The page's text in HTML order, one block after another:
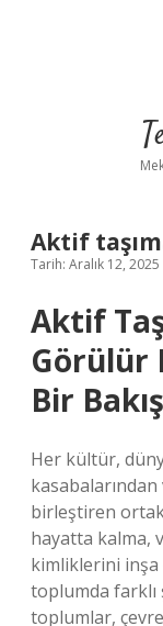
Aktif
Tarih: Aralık 12, 2025
Aktif
Görülür
Bir Bakış
Her kültür,
birleştiren
hayatta kalma,
kimliklerini inşa
toplumda farklı
toplumlar,